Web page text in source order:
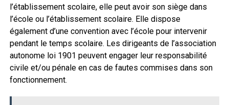
l’établissement scolaire, elle peut avoir son siège dans
l’école ou l’établissement scolaire. Elle dispose
également d’une convention avec l’école pour intervenir
pendant le temps scolaire. Les dirigeants de l’association
autonome loi 1901 peuvent engager leur responsabilité
civile et/ou pénale en cas de fautes commises dans son
fonctionnement.